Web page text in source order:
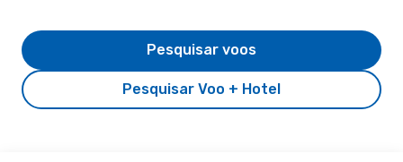
Pesquisar Voo + Hotel
Pesquisar voos